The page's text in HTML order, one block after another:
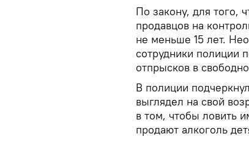
По закону, для того,
продавцов на
не меньше 15 лет.
сотрудники полиции
отпрысков в
В полиции
выглядел на свой
в том, чтобы ловить
продают алкоголь